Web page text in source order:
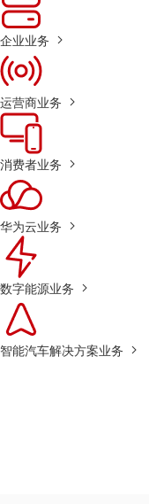
企业业务
运营商业务
消费者业务
华为云业务
数字能源业务
智能汽车解决方案业务